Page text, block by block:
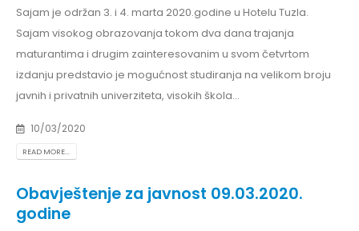
Sajam je održan 3. i 4. marta 2020.godine u Hotelu Tuzla.
Sajam visokog obrazovanja tokom dva dana trajanja
maturantima i drugim zainteresovanim u svom četvrtom
izdanju predstavio je mogućnost studiranja na velikom broju
javnih i privatnih univerziteta, visokih škola...
10/03/2020
READ MORE...
Obavještenje za javnost 09.03.2020.
godine